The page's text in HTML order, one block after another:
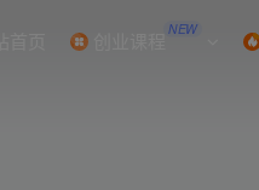
创业课程 NEW